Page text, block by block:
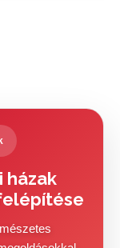
házak